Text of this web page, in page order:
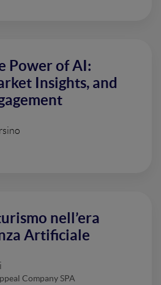
Power of AI:
Insights, and
nell’era
Artificiale
Company SPA